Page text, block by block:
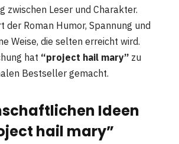
zwischen Leser und Charakter.
der Roman Humor, Spannung und
Weise, die selten erreicht wird.
hat “project hail mary” zu
Bestseller gemacht.
Ideen
hail mary”